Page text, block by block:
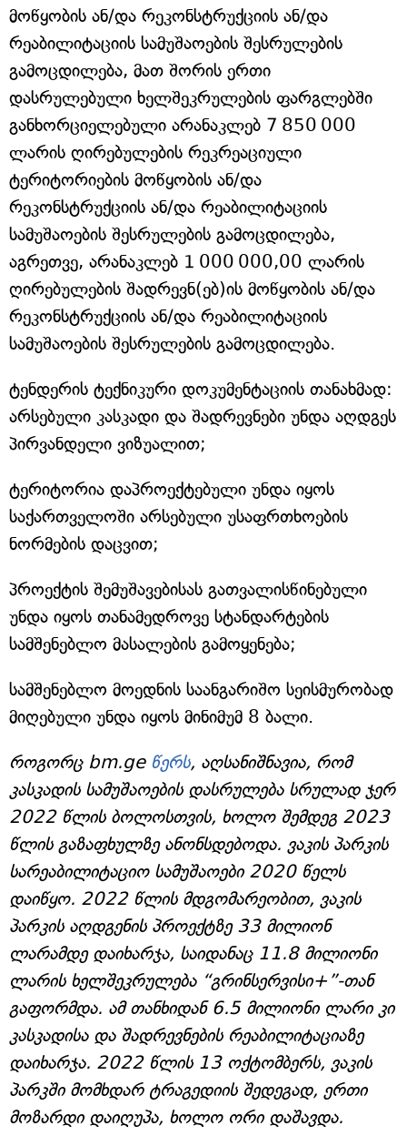
მოწყობის ან/და რეკონსტრუქციის ან/და
რეაბილიტაციის სამუშაოების შესრულების
გამოცდილება, მათ შორის ერთი
დასრულებული ხელშეკრულების ფარგლებში
განხორციელებული არანაკლებ 7 850 000
ლარის ღირებულების რეკრეაციული
ტერიტორიების მოწყობის ან/და
რეკონსტრუქციის ან/და რეაბილიტაციის
სამუშაოების შესრულების გამოცდილება,
აგრეთვე, არანაკლებ 1 000 000,00 ლარის
ღირებულების შადრევნ(ებ)ის მოწყობის ან/და
რეკონსტრუქციის ან/და რეაბილიტაციის
სამუშაოების შესრულების გამოცდილება.
ტენდერის ტექნიკური დოკუმენტაციის თანახმად:
არსებული კასკადი და შადრევნები უნდა აღდგეს
პირვანდელი ვიზუალით;
ტერიტორია დაპროექტებული უნდა იყოს
საქართველოში არსებული უსაფრთხოების
ნორმების დაცვით;
პროექტის შემუშავებისას გათვალისწინებული
უნდა იყოს თანამედროვე სტანდარტების
სამშენებლო მასალების გამოყენება;
სამშენებლო მოედნის საანგარიშო სეისმურობად
მიღებული უნდა იყოს მინიმუმ 8 ბალი.
როგორც bm.ge წერს, აღსანიშნავია, რომ
კასკადის სამუშაოების დასრულება სრულად ჯერ
2022 წლის ბოლოსთვის, ხოლო შემდეგ 2023
წლის გაზაფხულზე ანონსდებოდა. ვაკის პარკის
სარეაბილიტაციო სამუშაოები 2020 წელს
დაიწყო. 2022 წლის მდგომარეობით, ვაკის
პარკის აღდგენის პროექტზე 33 მილიონ
ლარამდე დაიხარჯა, საიდანაც 11.8 მილიონი
ლარის ხელშეკრულება “გრინსერვისი+”-თან
გაფორმდა. ამ თანხიდან 6.5 მილიონი ლარი კი
კასკადისა და შადრევნების რეაბილიტაციაზე
დაიხარჯა. 2022 წლის 13 ოქტომბერს, ვაკის
პარკში მომხდარ ტრაგედიის შედეგად, ერთი
მოზარდი დაიღუპა, ხოლო ორი დაშავდა.